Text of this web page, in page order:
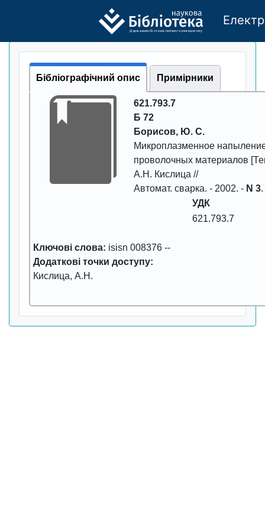
Державного бі отехно логічно го універси тету
Бібліографічний опис Примірники
621.793.7
Б 72
Боpисов, Ю. С.
Микpоплазменное
пpоволочных матеpиалов
А.Н. Кислица //
Автомат. сваpка. - 2002. - N 3
УДК
621.793.7
Ключові слова: isisn 008376 --
Додаткові точки доступу:
Кислица, А.Н.